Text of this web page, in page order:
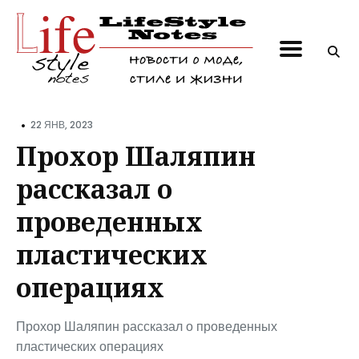
Поиск
• 22 ЯНВ, 2023
Прохор Шаляпин
рассказал о
проведенных
пластических
операциях
Прохор Шаляпин рассказал о проведенных
пластических операциях